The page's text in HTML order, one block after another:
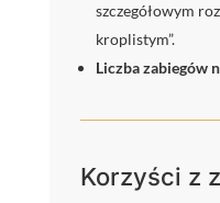
szczegółowym
kroplistym”.
Liczba zabiegów
Korzyści z